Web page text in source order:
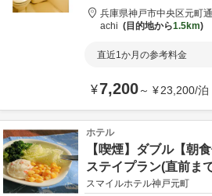
兵庫県神戸市中央区元町
achi
目的地から1.5km
直近1か月の参考料金
¥7,200～ ¥23,200/泊
ホテル
【喫煙】ダブル【朝
ステイプラン(直前ま
スマイルホテル神戸元町